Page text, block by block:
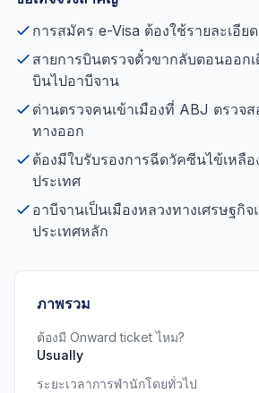
การสมัคร e-Visa ต้องใช้รายละเอีย
สายการบินตรวจตั๋วขากลับตอนออก
บินไปอาบีจาน
ด่านตรวจคนเข้าเมืองที่ ABJ ตรวจ
ทางออก
ต้องมีใบรับรองการฉีดวัคซีนไข้เหลือ
ประเทศ
อาบีจานเป็นเมืองหลวงทางเศรษฐกิ
ประเทศหลัก
ภาพรวม
ต้องมี Onward ticket ไหม?
Usually
ระยะเวลาการพำนักโดยทั่วไป